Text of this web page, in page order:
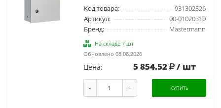
Код товара:
931302526
Артикул:
00-01020310
Бренд:
Mastermann
На складе 7 шт
Обновлено 08.08.2026
Цена: 5 854.52 / шт
- + КУПИТЬ